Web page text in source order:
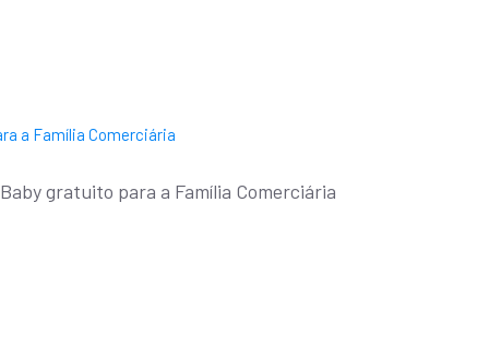
gratuito para a Família Comerciária